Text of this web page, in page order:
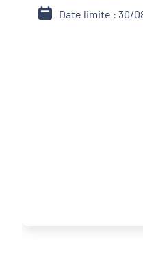
Date limite : 30/